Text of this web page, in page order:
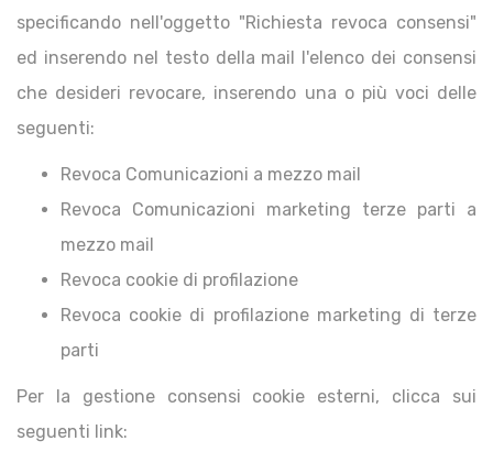
specificando nell'oggetto "Richiesta revoca consensi"
ed inserendo nel testo della mail l'elenco dei consensi
che desideri revocare, inserendo una o più voci delle
seguenti:
Revoca Comunicazioni a mezzo mail
Revoca Comunicazioni marketing terze parti a
mezzo mail
Revoca cookie di profilazione
Revoca cookie di profilazione marketing di terze
parti
Per la gestione consensi cookie esterni, clicca sui
seguenti link: